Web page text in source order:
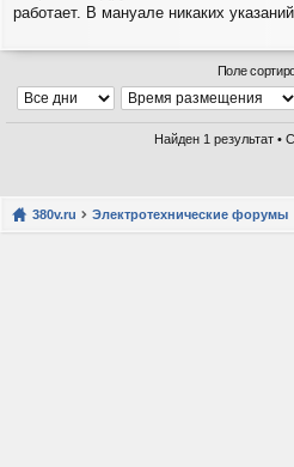
работает. В мануале никаких
Поле
Найден 1 результат •
380v.ru Электротехнические форумы